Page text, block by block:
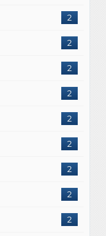
2
2
2
2
2
2
2
2
2